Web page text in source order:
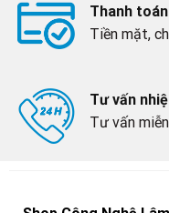
Thanh
Tiền mặt,
Tư vấn
Tư vấn